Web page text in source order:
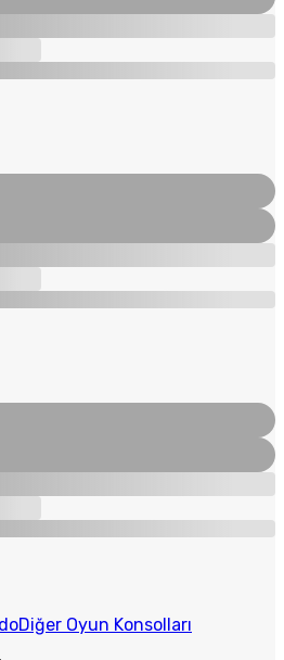
Diğer Oyun Konsolları